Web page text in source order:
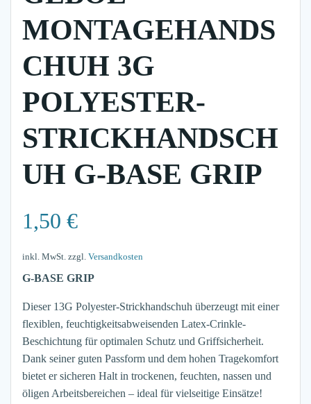
MONTAGEHANDS
CHUH 3G
POLYESTER-
STRICKHANDSCH
UH G-BASE GRIP
1,50 €
inkl. MwSt. zzgl. Versandkosten
G-BASE GRIP
Dieser 13G Polyester-Strickhandschuh überzeugt mit einer
flexiblen, feuchtigkeitsabweisenden Latex-Crinkle-
Beschichtung für optimalen Schutz und Griffsicherheit.
Dank seiner guten Passform und dem hohen Tragekomfort
bietet er sicheren Halt in trockenen, feuchten, nassen und
öligen Arbeitsbereichen – ideal für vielseitige Einsätze!